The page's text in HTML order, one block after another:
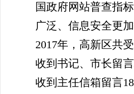
国政府网站普查指
广泛、信息安全更
2017年，高新区共
收到书记、市长留
收到主任信箱留言